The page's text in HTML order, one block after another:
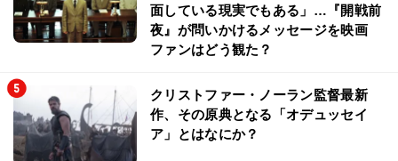
面している現実でもある」…『開戦前
夜』が問いかけるメッセージを映画
ファンはどう観た？
クリストファー・ノーラン監督最新
作、その原典となる「オデュッセイ
ア」とはなにか？